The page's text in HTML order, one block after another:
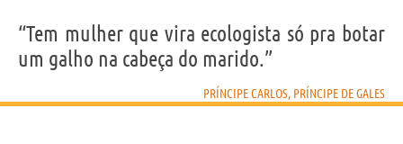
“Tem mulher que vira ecologista só pra botar
um galho na cabeça do marido.”
PRÍNCIPE CARLOS, PRÍNCIPE DE GALES